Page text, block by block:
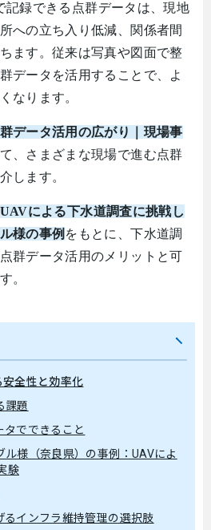
記録できる点群データは、現地
への立ち入り低減、関係者間
ます。従来は写真や図面で整
データを活用することで、よ
なります。
群データ活用の広がり｜現場事
、さまざまな現場で進む点群
します。
UAVによる下水道調査に挑戦し
様の事例 をもとに、下水道調
群データ活用のメリットと可
。
全性と効率化
課題
タでできること
様（奈良県）の事例：UAVによ
験
るインフラ維持管理の選択肢